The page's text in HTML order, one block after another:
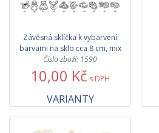
Závěsná sklíčka k vybarvení
barvami na sklo cca 8 cm, mix
Číslo zboží: 1590
10,00 Kč s DPH
VARIANTY